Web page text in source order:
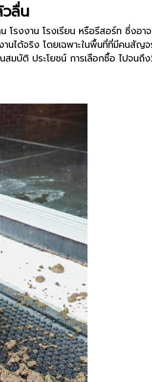
ลื่น
โรงงาน โรงเรียน หรือรีสอร์ท ซึ่งอา
นได้จริง โดยเฉพาะในพื้นที่ที่มีคนสัญ
มบัติ ประโยชน์ การเลือกซื้อ ไปจนถึ